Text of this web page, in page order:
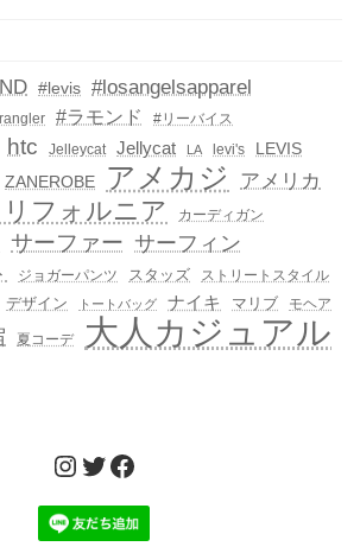
#levis #losangelsapparel
#ラモンド
#リーバイス
htc Jelleycat Jellycat LA levi's
LEVIS
ZANEROBE アメカジ アメリカ
リフォルニア カーディガン
サーファー サーフィン
ジョガーパンツ スタッズ ストリートスタイル
デザイン トートバッグ ナイキ マリブ モヘア
夏コーデ 大人カジュアル
Instagram
Twitter
Facebook